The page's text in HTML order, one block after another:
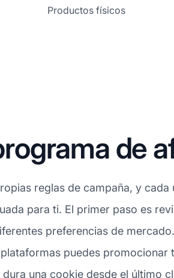
Productos físicos
de
reglas de campaña, y
para ti. El primer paso es
preferencias de
puedes
una cookie desde el último